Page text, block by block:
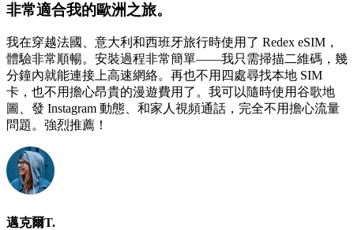
非常適合我的歐洲之旅。
我在穿越法國、意大利和西班牙旅行時使用了 Redex eSIM，
體驗非常順暢。安裝過程非常簡單——我只需掃描二維碼，幾
分鐘內就能連接上高速網絡。再也不用四處尋找本地 SIM
卡，也不用擔心昂貴的漫遊費用了。我可以隨時使用谷歌地
圖、發 Instagram 動態、和家人視頻通話，完全不用擔心流量
問題。強烈推薦！
邁克爾T.